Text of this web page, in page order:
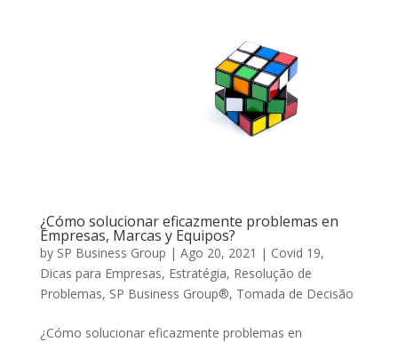
¿Cómo solucionar eficazmente problemas en
Empresas, Marcas y Equipos?
by SP Business Group | Ago 20, 2021 | Covid 19,
Dicas para Empresas, Estratégia, Resolução de
Problemas, SP Business Group®, Tomada de Decisão
¿Cómo solucionar eficazmente problemas en